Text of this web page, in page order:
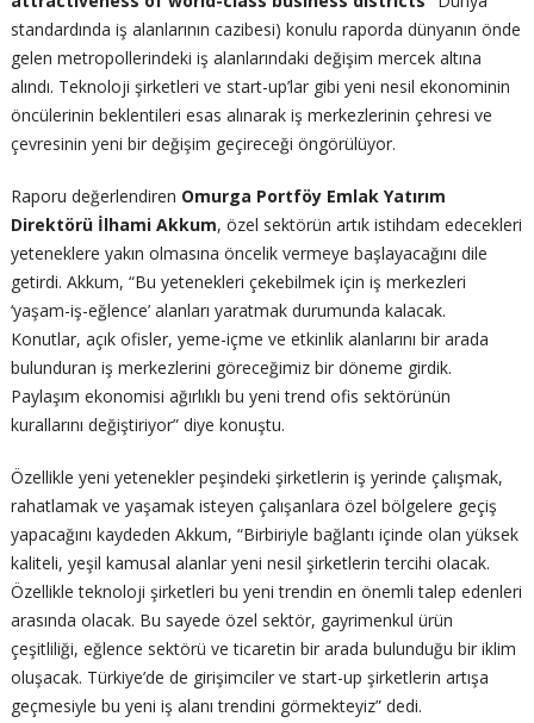
standardında iş alanlarının cazibesi) konulu raporda dünyanın önde
gelen metropollerindeki iş alanlarındaki değişim mercek altına
alındı. Teknoloji şirketleri ve start-up’lar gibi yeni nesil ekonominin
öncülerinin beklentileri esas alınarak iş merkezlerinin çehresi ve
çevresinin yeni bir değişim geçireceği öngörülüyor.
Raporu değerlendiren Omurga Portföy Emlak Yatırım
Direktörü İlhami Akkum, özel sektörün artık istihdam edecekleri
yeteneklere yakın olmasına öncelik vermeye başlayacağını dile
getirdi. Akkum, “Bu yetenekleri çekebilmek için iş merkezleri
‘yaşam-iş-eğlence’ alanları yaratmak durumunda kalacak.
Konutlar, açık ofisler, yeme-içme ve etkinlik alanlarını bir arada
bulunduran iş merkezlerini göreceğimiz bir döneme girdik.
Paylaşım ekonomisi ağırlıklı bu yeni trend ofis sektörünün
kurallarını değiştiriyor” diye konuştu.
Özellikle yeni yetenekler peşindeki şirketlerin iş yerinde çalışmak,
rahatlamak ve yaşamak isteyen çalışanlara özel bölgelere geçiş
yapacağını kaydeden Akkum, “Birbiriyle bağlantı içinde olan yüksek
kaliteli, yeşil kamusal alanlar yeni nesil şirketlerin tercihi olacak.
Özellikle teknoloji şirketleri bu yeni trendin en önemli talep edenleri
arasında olacak. Bu sayede özel sektör, gayrimenkul ürün
çeşitliliği, eğlence sektörü ve ticaretin bir arada bulunduğu bir iklim
oluşacak. Türkiye’de de girişimciler ve start-up şirketlerin artışa
geçmesiyle bu yeni iş alanı trendini görmekteyiz” dedi.